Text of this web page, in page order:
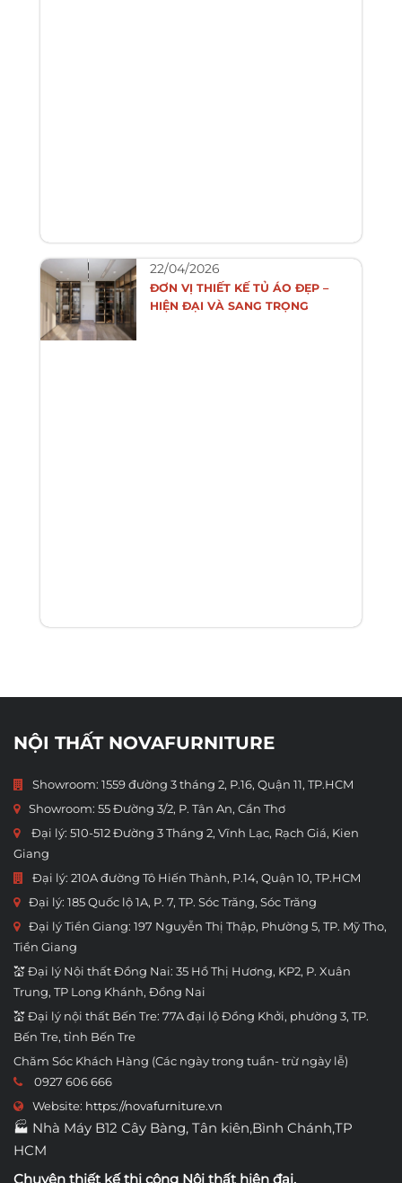
22/04/2026
ĐƠN VỊ THIẾT KẾ TỦ ÁO ĐẸP –
HIỆN ĐẠI VÀ SANG TRỌNG
NỘI THẤT NOVAFURNITURE
Showroom: 1559 đường 3 tháng 2, P.16, Quận 11, TP.HCM
Showroom: 55 Đường 3/2, P. Tân An, Cần Thơ
Đại lý: 510-512 Đường 3 Tháng 2, Vĩnh Lạc, Rạch Giá, Kien
Giang
Đại lý: 210A đường Tô Hiến Thành, P.14, Quận 10, TP.HCM
Đại lý: 185 Quốc lộ 1A, P. 7, TP. Sóc Trăng, Sóc Trăng
Đại lý Tiền Giang: 197 Nguyễn Thị Thập, Phường 5, TP. Mỹ Tho,
Tiền Giang
💒 Đại lý Nội thất Đồng Nai: 35 Hồ Thị Hương, KP2, P. Xuân
Trung, TP Long Khánh, Đồng Nai
💒 Đại lý nội thất Bến Tre: 77A đại lộ Đồng Khởi, phường 3, TP.
Bến Tre, tỉnh Bến Tre
Chăm Sóc Khách Hàng (Các ngày trong tuần- trừ ngày lễ)
0927 606 666
Website: https://novafurniture.vn
🏭 Nhà Máy B12 Cây Bàng, Tân kiên,Bình Chánh,TP
HCM
Chuyên thiết kế thi công Nội thất hiện đại,